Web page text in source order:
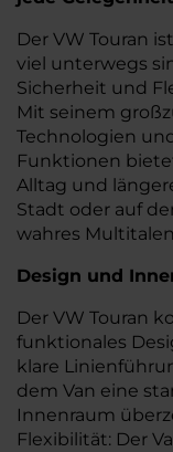
Der VW Touran
viel unterwegs
Sicherheit und
Mit seinem
Technologien
Funktionen
Alltag und
Stadt oder auf
wahres
Design und
Der VW Touran
funktionales
klare
dem Van eine
Innenraum
Flexibilität: Der